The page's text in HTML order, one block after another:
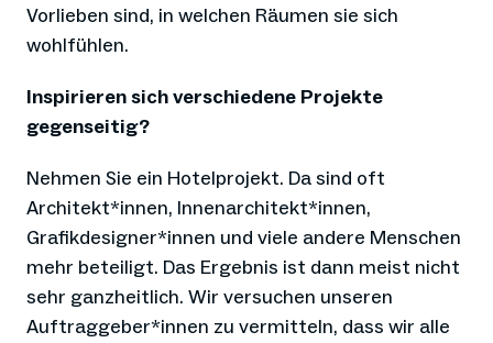
Vorlieben sind, in welchen Räumen sie sich
wohlfühlen.
Inspirieren sich verschiedene Projekte
gegenseitig?
Nehmen Sie ein Hotelprojekt. Da sind oft
Architekt*innen, Innenarchitekt*innen,
Grafikdesigner*innen und viele andere Menschen
mehr beteiligt. Das Ergebnis ist dann meist nicht
sehr ganzheitlich. Wir versuchen unseren
Auftraggeber*innen zu vermitteln, dass wir alle